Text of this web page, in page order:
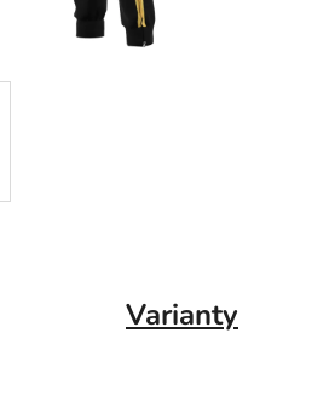
Varianty